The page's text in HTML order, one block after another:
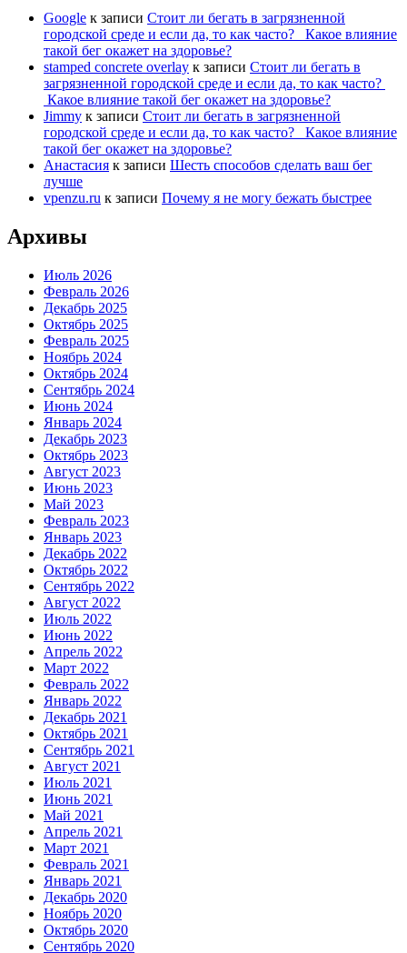
Google к записи Стоит ли бегать в загрязненной
городской среде и если да, то как часто? Какое влияние
такой бег окажет на здоровье?
stamped concrete overlay к записи Стоит ли бегать в
загрязненной городской среде и если да, то как часто?
Какое влияние такой бег окажет на здоровье?
Jimmy к записи Стоит ли бегать в загрязненной
городской среде и если да, то как часто? Какое влияние
такой бег окажет на здоровье?
Анастасия к записи Шесть способов сделать ваш бег
лучше
vpenzu.ru к записи Почему я не могу бежать быстрее
Архивы
Июль 2026
Февраль 2026
Декабрь 2025
Октябрь 2025
Февраль 2025
Ноябрь 2024
Октябрь 2024
Сентябрь 2024
Июнь 2024
Январь 2024
Декабрь 2023
Октябрь 2023
Август 2023
Июнь 2023
Май 2023
Февраль 2023
Январь 2023
Декабрь 2022
Октябрь 2022
Сентябрь 2022
Август 2022
Июль 2022
Июнь 2022
Апрель 2022
Март 2022
Февраль 2022
Январь 2022
Декабрь 2021
Октябрь 2021
Сентябрь 2021
Август 2021
Июль 2021
Июнь 2021
Май 2021
Апрель 2021
Март 2021
Февраль 2021
Январь 2021
Декабрь 2020
Ноябрь 2020
Октябрь 2020
Сентябрь 2020